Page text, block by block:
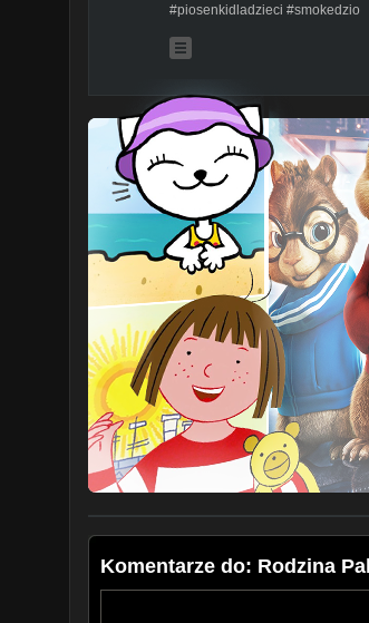
#piosenkidladzieci #smokedzio
Komentarze do: Rodzina